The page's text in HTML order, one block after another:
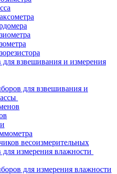
взвешивания и измерения
для взвешивания и
весоизмерительных
измерения влажности
для измерения влажности